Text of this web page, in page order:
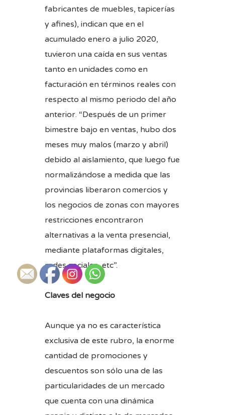
fabricantes de muebles, tapicerías
y afines), indican que en el
acumulado enero a julio 2020,
tuvieron una caída en sus ventas
tanto en unidades como en
facturación en términos reales con
respecto al mismo periodo del año
anterior. “Después de un primer
bimestre bajo en ventas, hubo dos
meses muy malos (marzo y abril)
debido al aislamiento, que luego fue
normalizándose a medida que las
provincias liberaron comercios y
los negocios de zonas con mayores
restricciones encontraron
alternativas a la venta presencial,
mediante plataformas digitales,
redes sociales, etc”.
Claves del negocio
Aunque ya no es característica
exclusiva de este rubro, la enorme
cantidad de promociones y
descuentos son sólo una de las
particularidades de un mercado
que cuenta con una dinámica